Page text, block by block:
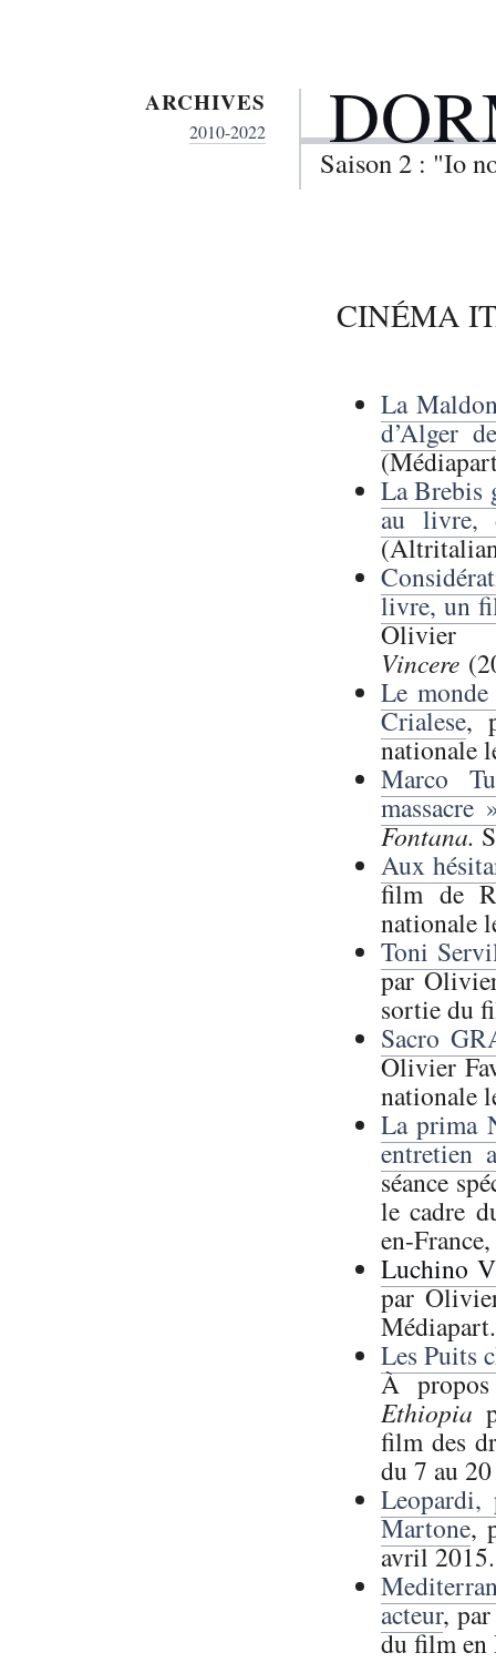
Saison 2 : "Io
CINÉMA
La
d’Alger
La Brebis
au livre,
livre, un
Olivier
Vincere
Le monde
Crialese,
nationale
Marco
massacre
Fontana.
Aux
film de
nationale
Toni
par
sortie du
Sacro
Olivier
nationale
La prima
entretien
séance
le cadre
en-
Luchino
par
Les Puits
À
Ethiopia
film des
du 7 au
Martone,
avril 2015.
acteur,
du film en
ARCHIVES
2010-2022